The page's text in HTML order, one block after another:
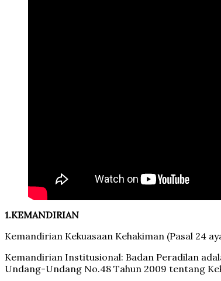
1.KEMANDIRIAN
Kemandirian Kekuasaan Kehakiman (Pasal 24
Kemandirian Institusional: Badan Peradilan
Undang-Undang No.48 Tahun 2009 tentang